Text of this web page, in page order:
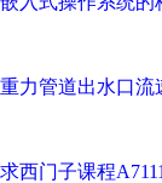
重力管道出水口流
求西门子课程